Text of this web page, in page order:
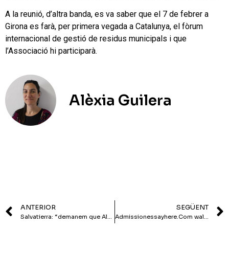
A la reunió, d’altra banda, es va saber que el 7 de febrer a
Girona es farà, per primera vegada a Catalunya, el fòrum
internacional de gestió de residus municipals i que
l’Associació hi participarà.
Alèxia Guilera
ANTERIOR
Salvatierra: “demanem que Alcaldia afronti els debats sobre seguretat al poble amb total naturalitat”
SEGÜENT
Admissionessayhere.Com walk-through: prime site to obtain college papers asap & easy